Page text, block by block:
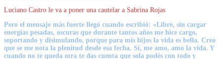
Luciano Castro le va a poner una cautelar a Sabrina Rojas
Pero el mensaje más fuerte llegó cuando escribió: «Libre, sin cargar
energías pesadas, oscuras que durante tantos años me hice cargo,
soportando y disimulando, porque para mis hijos la vida es bella. Creo
que se me nota la plenitud desde esa fecha. Sí, me amo, amo la vida. Y
cuando no te queda otra te das cuenta que sola podés con todo y